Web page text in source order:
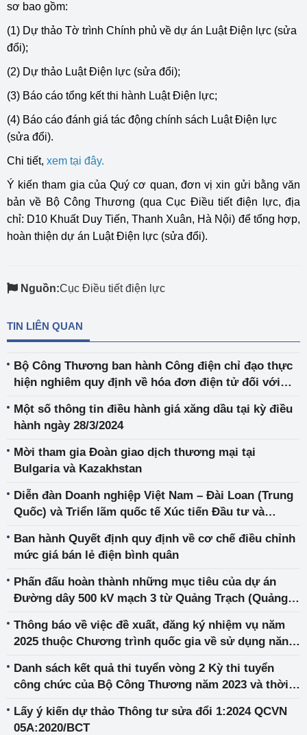
sơ bao gồm:
(1) Dự thảo Tờ trình Chính phủ về dự án Luật Điện lực (sửa
đổi);
(2) Dự thảo Luật Điện lực (sửa đổi);
(3) Báo cáo tổng kết thi hành Luật Điện lực;
(4) Báo cáo đánh giá tác động chính sách Luật Điện lực
(sửa đổi).
Chi tiết, xem tại đây.
Ý kiến tham gia của Quý cơ quan, đơn vị xin gửi bằng văn
bản về Bộ Công Thương (qua Cục Điều tiết điện lực, địa
chỉ: D10 Khuất Duy Tiến, Thanh Xuân, Hà Nội) để tổng hợp,
hoàn thiện dự án Luật Điện lực (sửa đổi).
Nguồn:Cục Điều tiết điện lực
TIN LIÊN QUAN
Bộ Công Thương ban hành Công điện chỉ đạo thực
hiện nghiêm quy định về hóa đơn điện tử đối với
Một số thông tin điều hành giá xăng dầu tại kỳ điều
hành ngày 28/3/2024
Mời tham gia Đoàn giao dịch thương mại tại
Bulgaria và Kazakhstan
Diễn đàn Doanh nghiệp Việt Nam – Đài Loan (Trung
Quốc) và Triển lãm quốc tế Xúc tiến Đầu tư và
Ban hành Quyết định quy định về cơ chế điều chỉnh
mức giá bán lẻ điện bình quân
Phấn đấu hoàn thành những mục tiêu của dự án
Đường dây 500 kV mạch 3 từ Quảng Trạch (Quảng
Thông báo về việc đề xuất, đăng ký nhiệm vụ năm
2025 thuộc Chương trình quốc gia về sử dụng năng
Danh sách kết quả thi tuyển vòng 2 Kỳ thi tuyển
công chức của Bộ Công Thương năm 2023 và thời
nghiệp vụ
Lấy ý kiến dự thảo Thông tư sửa đổi 1:2024 QCVN
05A:2020/BCT